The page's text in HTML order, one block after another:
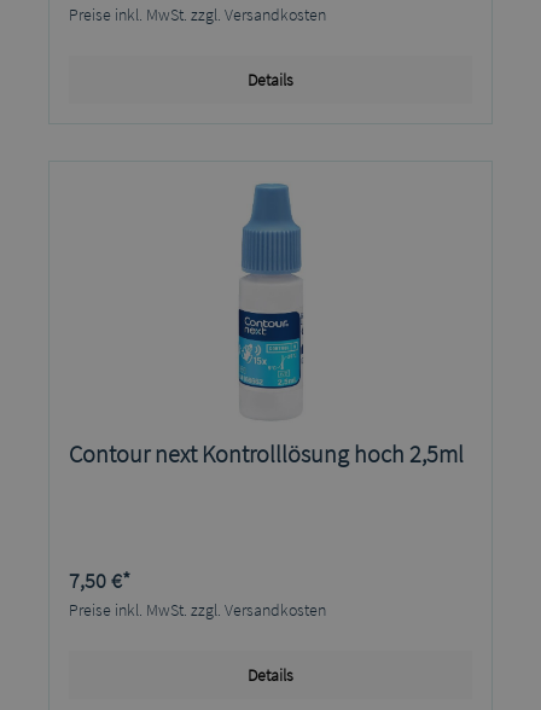
Preise inkl. MwSt. zzgl. Versandkosten
Details
Contour next Kontrolllösung hoch 2,5ml
7,50 €*
Preise inkl. MwSt. zzgl. Versandkosten
Details